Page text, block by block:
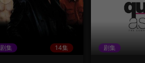
剧集 14集 剧集